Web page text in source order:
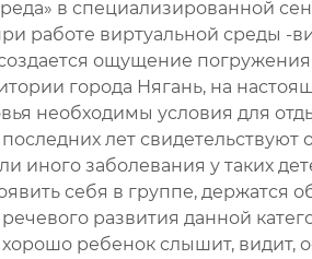
в специализированной
работе виртуальной среды -
ощущение погружения
города Нягань, на
необходимы условия для
лет
иного заболевания у таких
себя в группе, держатся
развития данной
хорошо ребенок слышит,